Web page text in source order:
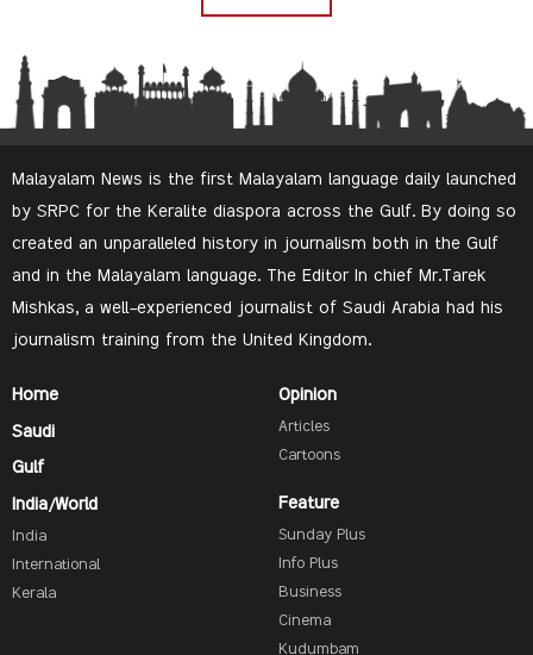
Malayalam News is the first Malayalam language daily launched
by SRPC for the Keralite diaspora across the Gulf. By doing so
created an unparalleled history in journalism both in the Gulf
and in the Malayalam language. The Editor In chief Mr.Tarek
Mishkas, a well-experienced journalist of Saudi Arabia had his
journalism training from the United Kingdom.
Home
Saudi
Gulf
India/World
India
International
Kerala
Opinion
Articles
Cartoons
Feature
Sunday Plus
Info Plus
Business
Cinema
Kudumbam